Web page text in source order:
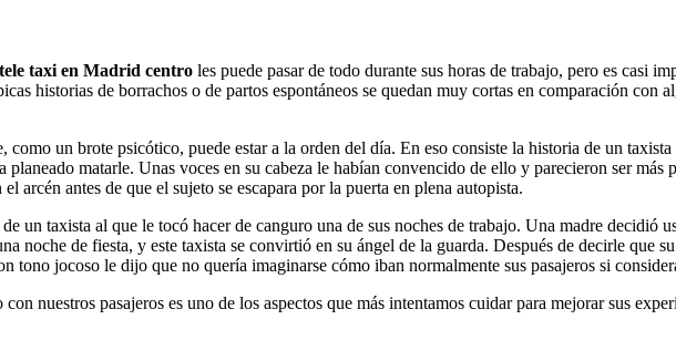
tele taxi en Madrid centro les puede pasar de todo durante sus horas de trabajo, pero es casi
historias de borrachos o de partos espontáneos se quedan muy cortas en comparación con
como un brote psicótico, puede estar a la orden del día. En eso consiste la historia de un
planeado matarle. Unas voces en su cabeza le habían convencido de ello y parecieron ser
arcén antes de que el sujeto se escapara por la puerta en plena autopista.
un taxista al que le tocó hacer de canguro una de sus noches de trabajo. Una madre decidió
noche de fiesta, y este taxista se convirtió en su ángel de la guarda. Después de decirle que
tono jocoso le dijo que no quería imaginarse cómo iban normalmente sus pasajeros si
con nuestros pasajeros es uno de los aspectos que más intentamos cuidar para mejorar sus